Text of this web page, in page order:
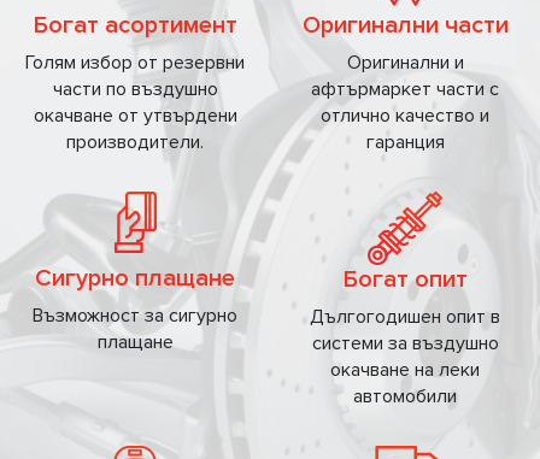
Богат асортимент
Голям избор от резервни
части по въздушно
окачване от утвърдени
производители.
Оригинални части
Oригинални и
афтърмаркет части с
отлично качество и
гаранция
Сигурно плащане
Възможност за сигурно
плащане
Богат опит
Дългогодишен опит в
системи за въздушно
окачване на леки
автомобили